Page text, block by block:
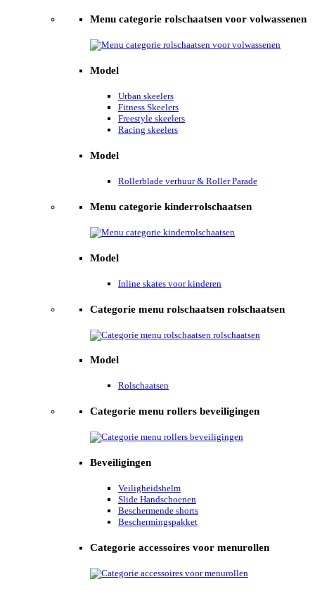
Menu categorie rolschaatsen voor volwassenen
Model
Urban skeelers
Fitness Skeelers
Freestyle skeelers
Racing skeelers
Model
Rollerblade verhuur & Roller Parade
Menu categorie kinderrolschaatsen
Model
Inline skates voor kinderen
Categorie menu rolschaatsen rolschaatsen
Model
Rolschaatsen
Categorie menu rollers beveiligingen
Beveiligingen
Veiligheidshelm
Slide Handschoenen
Beschermende shorts
Beschermingspakket
Categorie accessoires voor menurollen